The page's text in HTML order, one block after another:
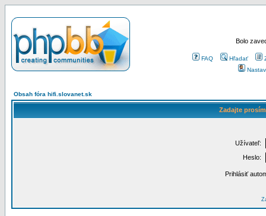
Bolo
FAQ Hľadať
Obsah fóra hifi.slovanet.sk
Zadajte
Užívateľ:
Heslo:
Prihlásiť